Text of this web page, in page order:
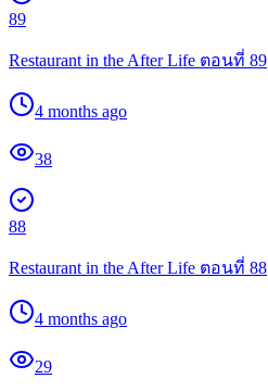
89
Restaurant in the After Life ตอนที่ 89
4 months ago
38
88
Restaurant in the After Life ตอนที่ 88
4 months ago
29